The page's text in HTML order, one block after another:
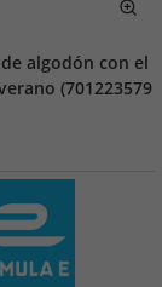
algodón con el
(701223579